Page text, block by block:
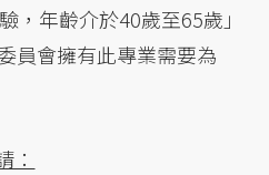
，年齡介於40歲至65歲」
員會擁有此專業需要為
：